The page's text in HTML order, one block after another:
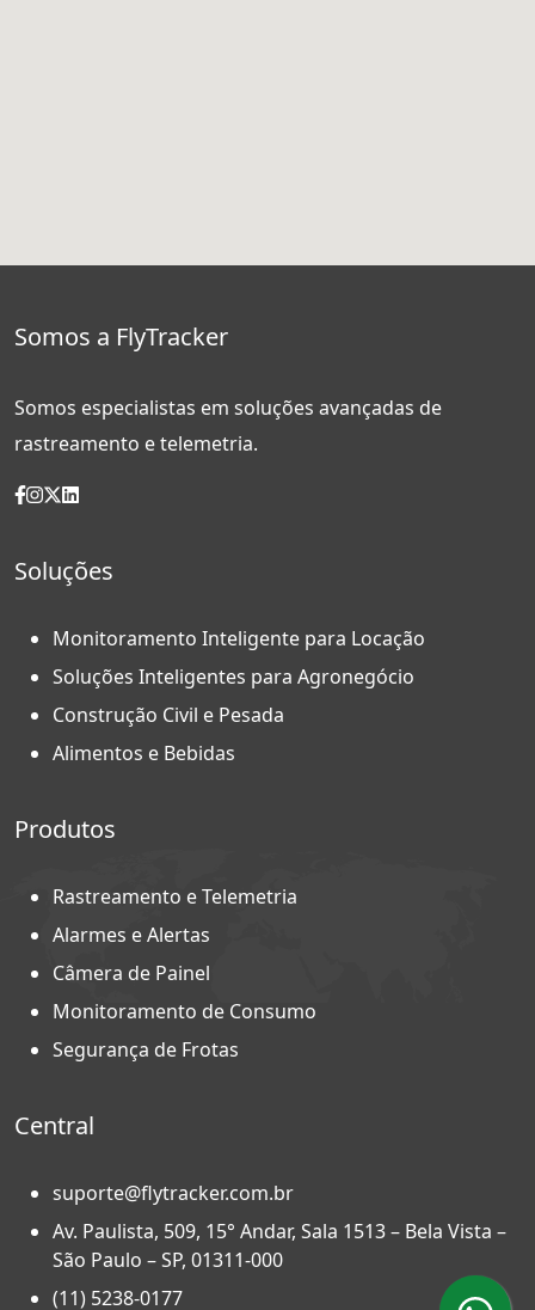
Somos a FlyTracker
Somos especialistas em soluções avançadas de
rastreamento e telemetria.
Soluções
Monitoramento Inteligente para Locação
Soluções Inteligentes para Agronegócio
Construção Civil e Pesada
Alimentos e Bebidas
Produtos
Rastreamento e Telemetria
Alarmes e Alertas
Câmera de Painel
Monitoramento de Consumo
Segurança de Frotas
Central
suporte@flytracker.com.br
Av. Paulista, 509, 15° Andar, Sala 1513 – Bela Vista –
São Paulo – SP, 01311-000
(11) 5238-0177